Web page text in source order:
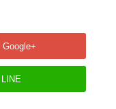
Google+
LINE